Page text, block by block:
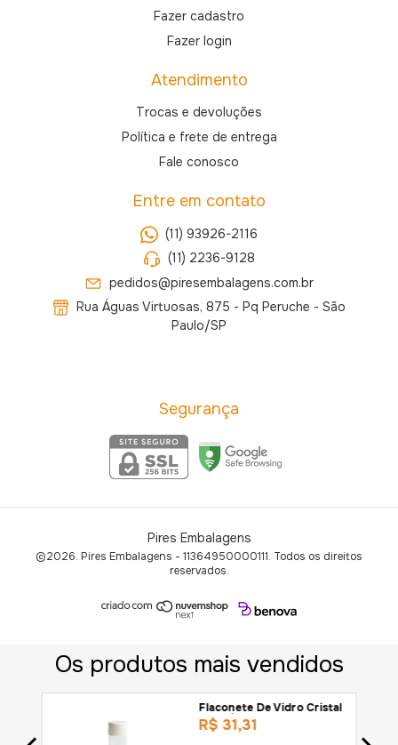
Fazer cadastro
Fazer login
Atendimento
Trocas e devoluções
Política e frete de entrega
Fale conosco
Entre em contato
(11) 93926-2116
(11) 2236-9128
pedidos@piresembalagens.com.br
Rua Águas Virtuosas, 875 - Pq Peruche - São
Paulo/SP
Segurança
Pires Embalagens
©2026. Pires Embalagens - 11364950000111. Todos os direitos
reservados.